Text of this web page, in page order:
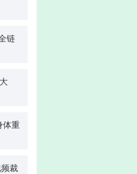
链
体重
裁